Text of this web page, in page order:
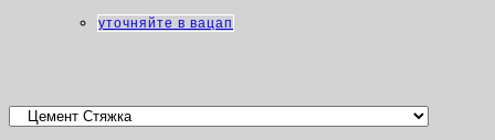
уточняйте в вацап